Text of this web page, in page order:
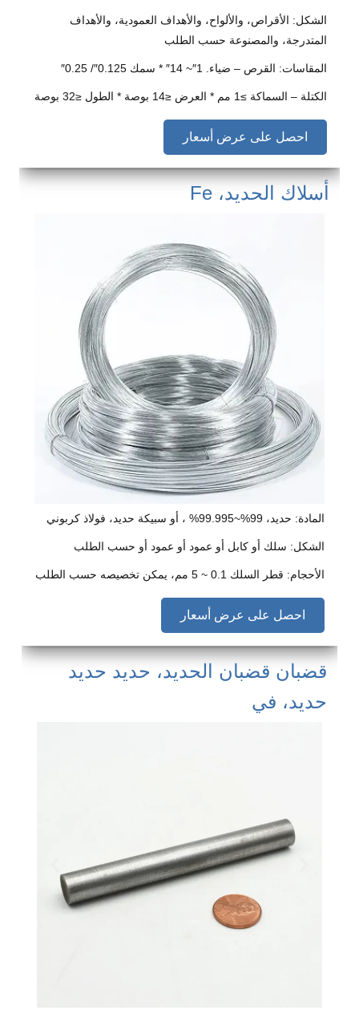
الشكل: الأقراص، والألواح، والأهداف العمودية، والأهداف
المتدرجة، والمصنوعة حسب الطلب
المقاسات: القرص – ضياء. 1″~ 14″ * سمك 0.125″/ 0.25″
الكتلة – السماكة ≥1 مم * العرض ≤14 بوصة * الطول ≤32 بوصة
احصل على عرض أسعار
أسلاك الحديد، Fe
المادة: حديد، 99%~99.995% ، أو سبيكة حديد، فولاذ كربوني
الشكل: سلك أو كابل أو عمود أو عمود أو حسب الطلب
الأحجام: قطر السلك 0.1 ~ 5 مم، يمكن تخصيصه حسب الطلب
احصل على عرض أسعار
قضبان قضبان الحديد، حديد حديد
حديد، في